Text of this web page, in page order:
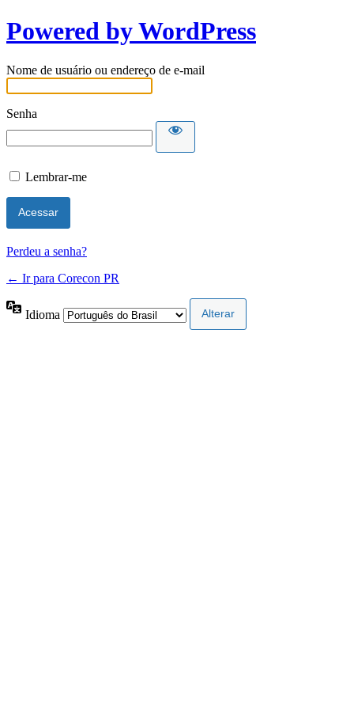
Powered by WordPress
Nome de usuário ou endereço de e-mail
Senha
Lembrar-me
Perdeu a senha?
← Ir para Corecon PR
Idioma